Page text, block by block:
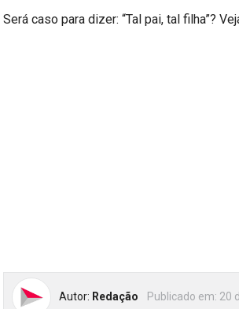
Será caso para dizer: “Tal pai, tal filha”?
Autor: Redação Publicado em: 20